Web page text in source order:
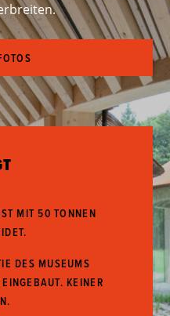
MIT 50 TONNEN
DES MUSEUMS
KEINER